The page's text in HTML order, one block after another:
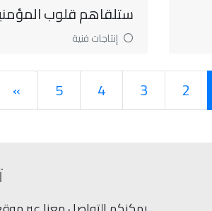
ستلقاهم قلوب
إنتاجات فنية
2
3
4
5
»